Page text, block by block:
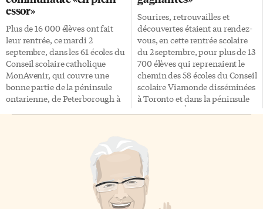
estiment que cette génération a
eu un accès plus facile à la
propriété et qu’elle cherche
aujourd’hui […]
cerveau. Ce serait grâce à de
bons niveaux de Cldn5, une
protéine clé dans la
perméabilité de cette barrière.
La présence de cette protéine
[…]
essor»
Plus de 16 000 élèves ont fait
leur rentrée, ce mardi 2
septembre, dans les 61 écoles du
Conseil scolaire catholique
MonAvenir, qui couvre une
bonne partie de la péninsule
ontarienne, de Peterborough à
construction, dont celle d’une
nouvelle école à Mississauga
qui prévoit ouvrir ses portes en
financement est aussi approuvé
Sourires, retrouvailles et
découvertes étaient au rendez-
vous, en cette rentrée scolaire
du 2 septembre, pour plus de 13
700 élèves qui reprenaient le
chemin des 58 écoles du Conseil
scolaire Viamonde disséminées
à Toronto et dans la péninsule
ontarienne. À l’occasion de
février 2025, a visité l’école
élémentaire Viola-Léger à
Bowmanville, située tout à l’Est
du territoire. Plan stratégique
Pour lui, cette année scolaire